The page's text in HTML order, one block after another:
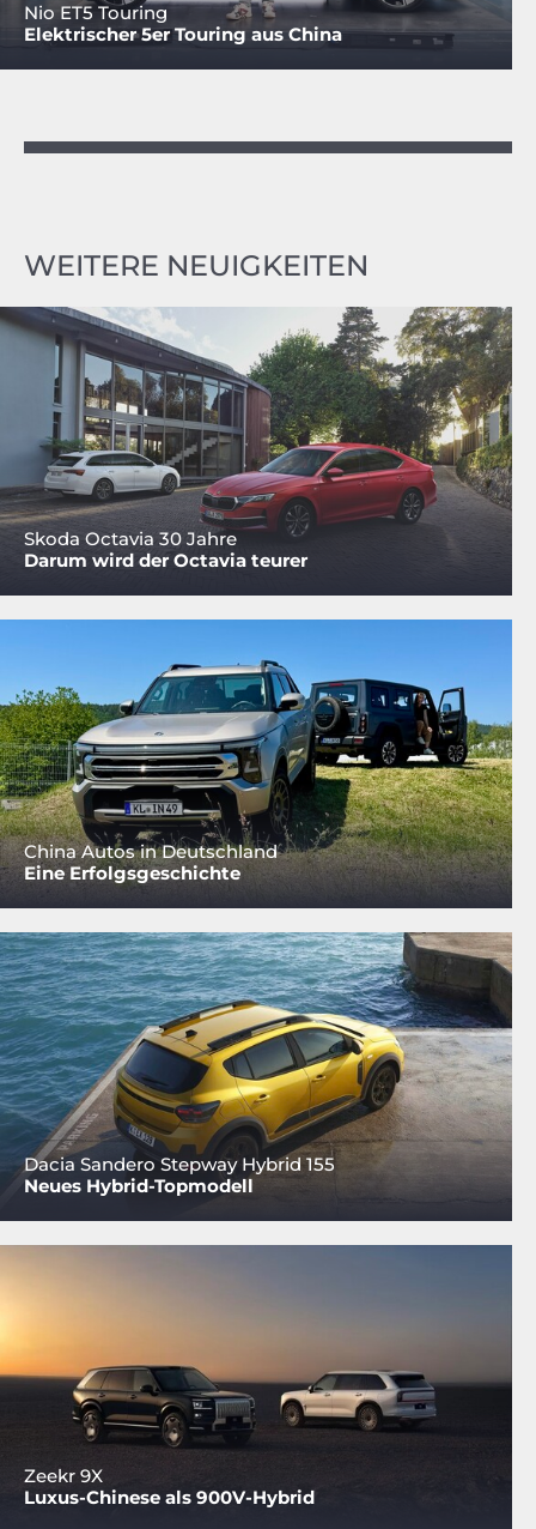
Nio ET5 Touring
Elektrischer 5er Touring aus China
WEITERE NEUIGKEITEN
Skoda Octavia 30 Jahre
Darum wird der Octavia teurer
China Autos in Deutschland
Eine Erfolgsgeschichte
Dacia Sandero Stepway Hybrid 155
Neues Hybrid-Topmodell
Zeekr 9X
Luxus-Chinese als 900V-Hybrid